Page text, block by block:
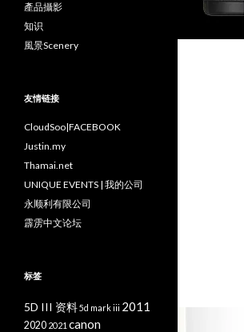
產品攝影
知识
風景Scenery
友情链接
CloudSoo|FACEBOOK
Justin.my
Thamai.net
UNIQUE EVENTS | 我的公司
永顺利有限公司
霹雳中文论坛
标签
5D III 资料5d mark iii 2011
2020 2021 canon